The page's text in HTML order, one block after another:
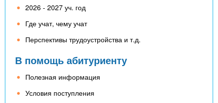
2026 - 2027 уч. год
Где учат, чему учат
Перспективы трудоустройства и т.д.
В помощь абитуриенту
Полезная информация
Условия поступления